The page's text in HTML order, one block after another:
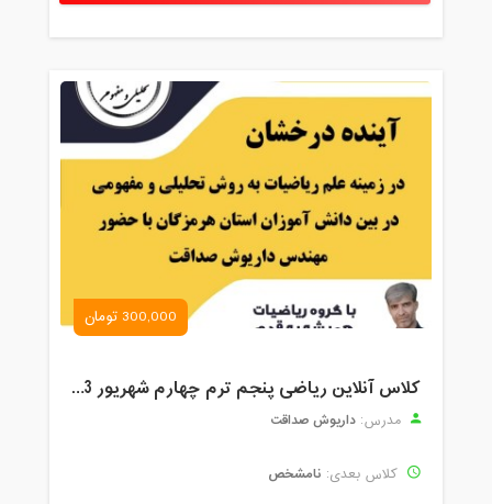
300,000 تومان
کلاس آنلاین ریاضی پنجم ترم چهارم شهریور 1403
مدرس: داریوش صداقت
کلاس بعدی: نامشخص